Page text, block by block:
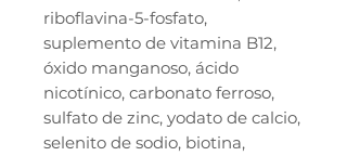
riboflavina-5-fosfato,
suplemento de vitamina B12,
óxido manganoso, ácido
nicotínico, carbonato ferroso,
sulfato de zinc, yodato de calcio,
selenito de sodio, biotina,